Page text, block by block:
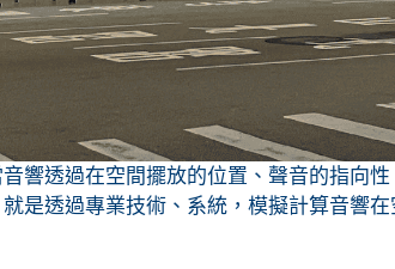
響透過在空間擺放的位置、聲音的指向
是透過專業技術、系統，模擬計算音響